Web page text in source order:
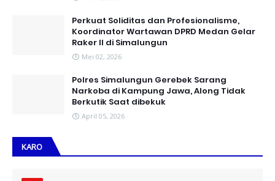
Perkuat Soliditas dan Profesionalisme,
Koordinator Wartawan DPRD Medan Gelar
Raker II di Simalungun
Mei 02, 2026
Polres Simalungun Gerebek Sarang
Narkoba di Kampung Jawa, Along Tidak
Berkutik Saat dibekuk
April 05, 2026
KARO